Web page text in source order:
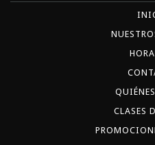
CLASES